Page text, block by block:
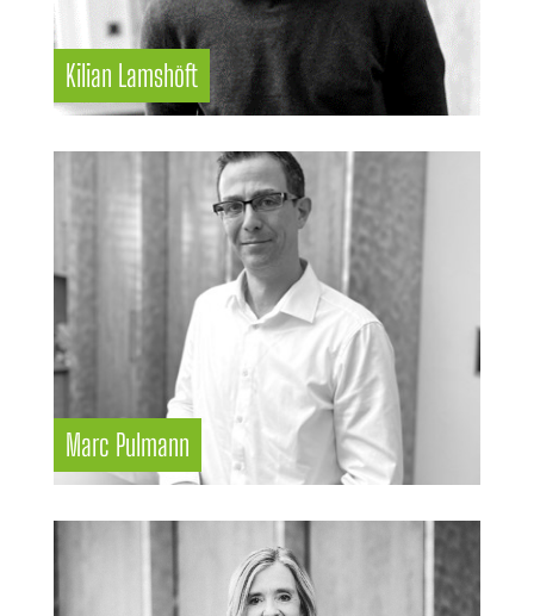
Kilian Lamshöft
Marc Pulmann